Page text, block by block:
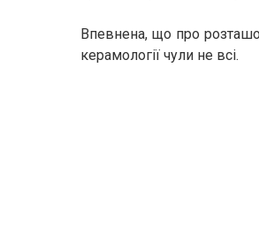
Впевнена, що про
керамології чули не всі.